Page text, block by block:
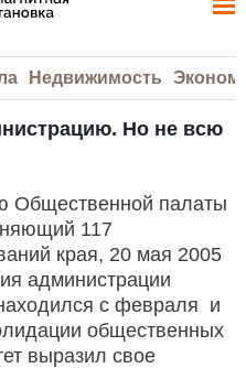
Недвижимость
Но не всю
Общественной палаты
117
края, 20 мая 2005
администрации
с февраля и
общественных
выразил свое